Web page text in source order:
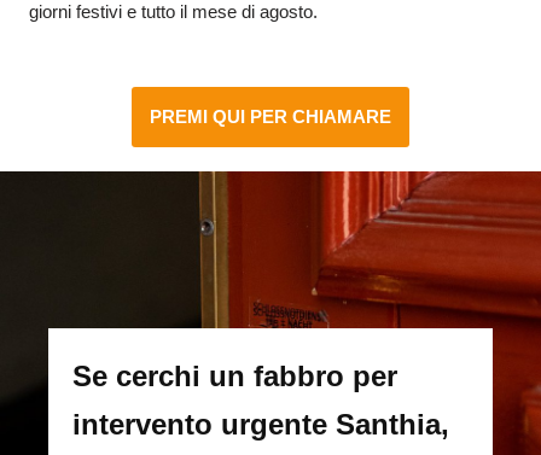
giorni festivi e tutto il mese di agosto.
PREMI QUI PER CHIAMARE
Se cerchi un fabbro per
intervento urgente Santhia,